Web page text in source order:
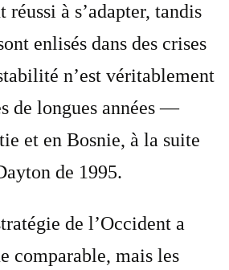
réussi à s’adapter, tandis
enlisés dans des crises
n’est véritablement
de longues années —
et en Bosnie, à la suite
de 1995.
de l’Occident a
comparable, mais les